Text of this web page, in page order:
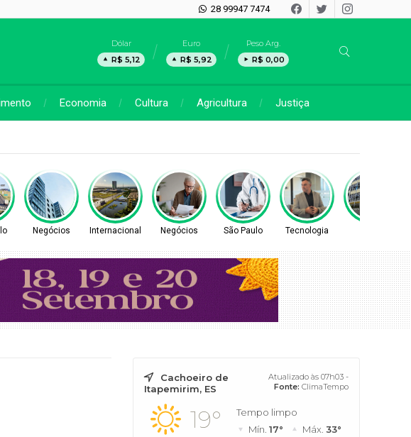
28 99947 7474
Dólar
R$ 5,12
Euro
R$ 5,92
Peso Arg.
R$ 0,00
Economia Cultura Agricultura Justiça
(7) e sábado (8)
Negócios Internacional Negócios São Paulo Tecnologia
Cachoeiro de
Itapemirim, ES
Atualizado às 07h03 -
Fonte: ClimaTempo
19°
Tempo limpo
Mín. 17° Máx. 33°